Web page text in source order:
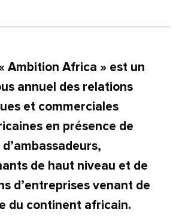
Ambition Africa » est un
annuel des relations
et commerciales
en présence de
de haut niveau et de
d’entreprises venant de
du continent africain.